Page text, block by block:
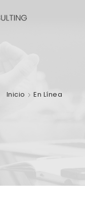
Inicio En Línea